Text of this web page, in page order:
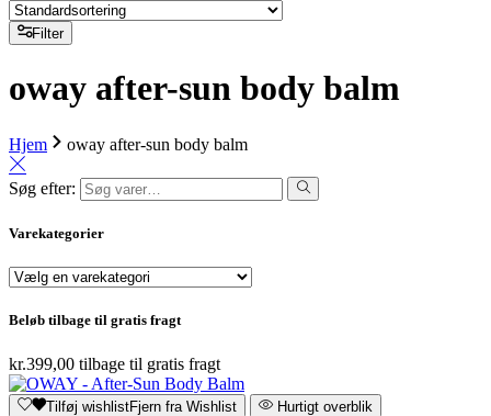
Filter
oway after-sun body balm
Hjem oway after-sun body balm
Søg efter:
Varekategorier
Beløb tilbage til gratis fragt
kr.399,00 tilbage til gratis fragt
Tilføj wishlistFjern fra Wishlist
Hurtigt overblik